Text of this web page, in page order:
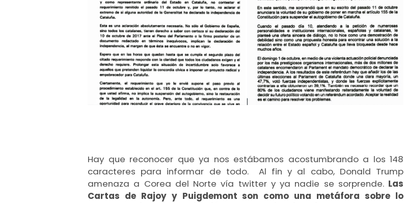
Hay que reconocer que ya nos estábamos acostumbrando a los 148
caracteres para informar de todo. Al fin y al cabo, Donald Trump
amenaza a Corea del Norte vía twitter y ya nadie se sorprende. Las
Cartas de Rajoy y Puigdemont son como una metáfora sobre lo